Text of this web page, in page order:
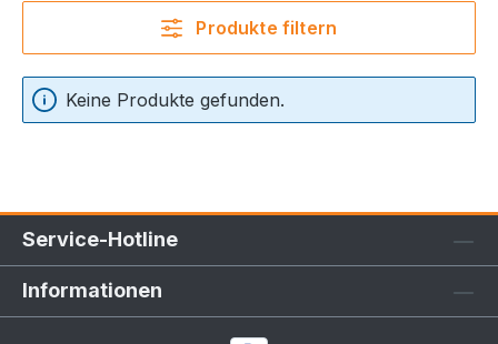
Produkte filtern
Keine Produkte gefunden.
Service-Hotline
Informationen